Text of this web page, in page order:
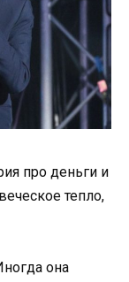
про деньги и
тепло,
она